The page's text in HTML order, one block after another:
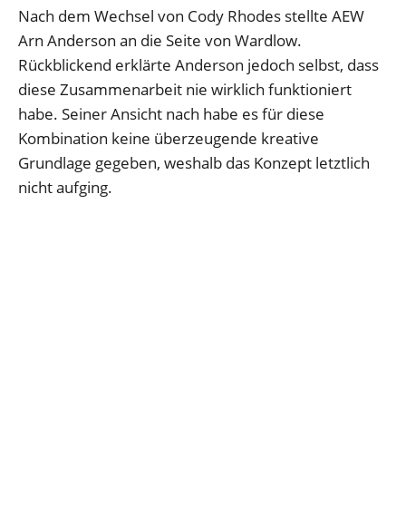
Nach dem Wechsel von Cody Rhodes stellte AEW
Arn Anderson an die Seite von Wardlow.
Rückblickend erklärte Anderson jedoch selbst, dass
diese Zusammenarbeit nie wirklich funktioniert
habe. Seiner Ansicht nach habe es für diese
Kombination keine überzeugende kreative
Grundlage gegeben, weshalb das Konzept letztlich
nicht aufging.